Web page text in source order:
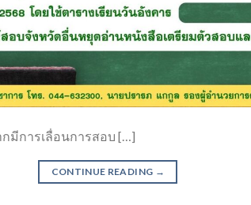
กมีการเลื่อนการสอบ […]
CONTINUE READING →